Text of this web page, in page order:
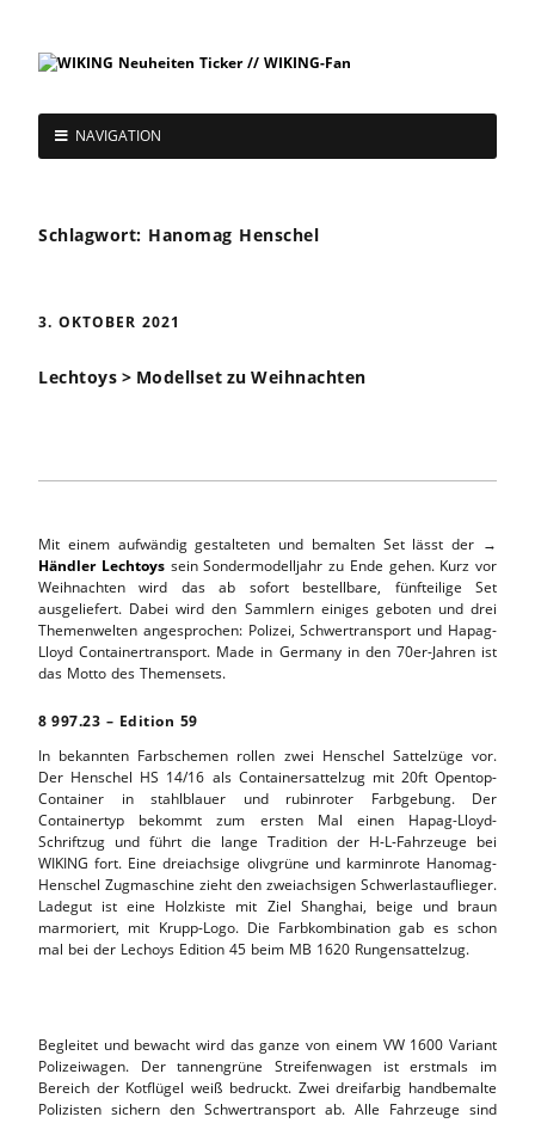
NAVIGATION
Schlagwort: Hanomag Henschel
3. OKTOBER 2021
Lechtoys > Modellset zu Weihnachten
Mit einem aufwändig gestalteten und bemalten Set lässt der →
Händler Lechtoyssein Sondermodelljahr zu Ende gehen. Kurz vor
Weihnachten wird das ab sofort bestellbare, fünfteilige Set
ausgeliefert. Dabei wird den Sammlern einiges geboten und drei
Themenwelten angesprochen: Polizei, Schwertransport und Hapag-
Lloyd Containertransport. Made in Germany in den 70er-Jahren ist
das Motto des Themensets.
8 997.23 – Edition 59
In bekannten Farbschemen rollen zwei Henschel Sattelzüge vor.
Der Henschel HS 14/16 als Containersattelzug mit 20ft Opentop-
Container in stahlblauer und rubinroter Farbgebung. Der
Containertyp bekommt zum ersten Mal einen Hapag-Lloyd-
Schriftzug und führt die lange Tradition der H-L-Fahrzeuge bei
WIKING fort. Eine dreiachsige olivgrüne und karminrote Hanomag-
Henschel Zugmaschine zieht den zweiachsigen Schwerlastauflieger.
Ladegut ist eine Holzkiste mit Ziel Shanghai, beige und braun
marmoriert, mit Krupp-Logo. Die Farbkombination gab es schon
mal bei der Lechoys Edition 45 beim MB 1620 Rungensattelzug.
Begleitet und bewacht wird das ganze von einem VW 1600 Variant
Polizeiwagen. Der tannengrüne Streifenwagen ist erstmals im
Bereich der Kotflügel weiß bedruckt. Zwei dreifarbig handbemalte
Polizisten sichern den Schwertransport ab. Alle Fahrzeuge sind